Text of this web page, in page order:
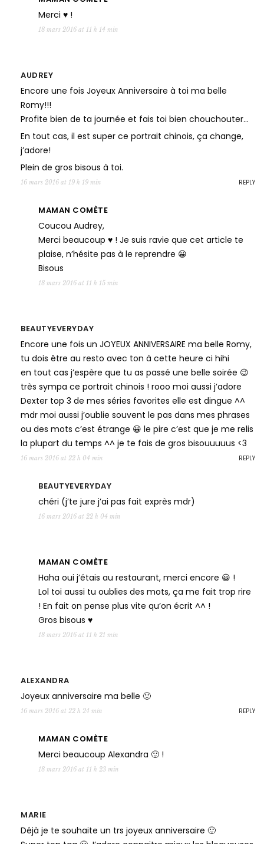
Merci ♥ !
18 mars 2016 at 11 h 14 min
AUDREY
Encore une fois Joyeux Anniversaire à toi ma belle
Romy!!!
Profite bien de ta journée et fais toi bien chouchouter…
En tout cas, il est super ce portrait chinois, ça change,
j’adore!
Plein de gros bisous à toi.
16 mars 2016 at 19 h 19 min REPLY
MAMAN COMÈTE
Coucou Audrey,
Merci beaucoup ♥ ! Je suis ravie que cet article te
plaise, n’hésite pas à le reprendre 😀
Bisous
18 mars 2016 at 11 h 15 min
BEAUTYEVERYDAY
Encore une fois un JOYEUX ANNIVERSAIRE ma belle Romy,
tu dois être au resto avec ton à cette heure ci hihi
en tout cas j’espère que tu as passé une belle soirée 😉
très sympa ce portrait chinois ! rooo moi aussi j’adore
Dexter top 3 de mes séries favorites elle est dingue ^^
mdr moi aussi j’oublie souvent le pas dans mes phrases
ou des mots c’est étrange 😀 le pire c’est que je me relis
la plupart du temps ^^ je te fais de gros bisouuuuus <3
16 mars 2016 at 22 h 04 min REPLY
BEAUTYEVERYDAY
chéri (j’te jure j’ai pas fait exprès mdr)
16 mars 2016 at 22 h 04 min
MAMAN COMÈTE
Haha oui j’étais au restaurant, merci encore 😀 !
Lol toi aussi tu oublies des mots, ça me fait trop rire
! En fait on pense plus vite qu’on écrit ^^ !
Gros bisous ♥
18 mars 2016 at 11 h 21 min
ALEXANDRA
Joyeux anniversaire ma belle 🙂
16 mars 2016 at 22 h 24 min REPLY
MAMAN COMÈTE
Merci beaucoup Alexandra 🙂 !
18 mars 2016 at 11 h 23 min
MARIE
Déjà je te souhaite un trs joyeux anniversaire 🙂